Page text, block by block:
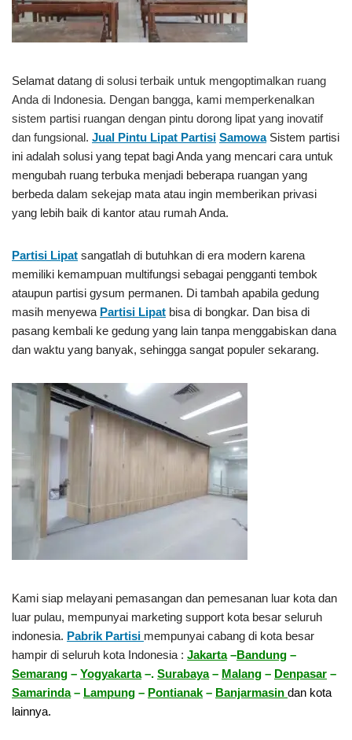
Selamat datang di solusi terbaik untuk mengoptimalkan ruang
Anda di Indonesia. Dengan bangga, kami memperkenalkan
sistem partisi ruangan dengan pintu dorong lipat yang inovatif
dan fungsional. Jual Pintu Lipat Partisi Samowa Sistem partisi
ini adalah solusi yang tepat bagi Anda yang mencari cara untuk
mengubah ruang terbuka menjadi beberapa ruangan yang
berbeda dalam sekejap mata atau ingin memberikan privasi
yang lebih baik di kantor atau rumah Anda.
Partisi Lipat sangatlah di butuhkan di era modern karena
memiliki kemampuan multifungsi sebagai pengganti tembok
ataupun partisi gysum permanen. Di tambah apabila gedung
masih menyewa Partisi Lipat bisa di bongkar. Dan bisa di
pasang kembali ke gedung yang lain tanpa menggabiskan dana
dan waktu yang banyak, sehingga sangat populer sekarang.
Kami siap melayani pemasangan dan pemesanan luar kota dan
luar pulau, mempunyai marketing support kota besar seluruh
indonesia. Pabrik Partisi mempunyai cabang di kota besar
hampir di seluruh kota Indonesia : Jakarta–Bandung –
Semarang – Yogyakarta–. Surabaya– Malang – Denpasar –
Samarinda– Lampung – Pontianak – Banjarmasin dan kota
lainnya.